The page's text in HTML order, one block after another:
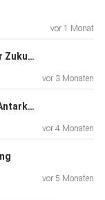
vor 1 Monat
Landwirtschaftliche Systeme der Zukunft
vor 3 Monaten
Meereisforschung am Rand der Antarktis
vor 4 Monaten
vor 5 Monaten